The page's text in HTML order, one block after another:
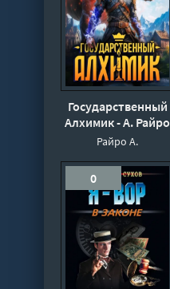
Государственный
Алхимик - А. Райро
Райро А.
0